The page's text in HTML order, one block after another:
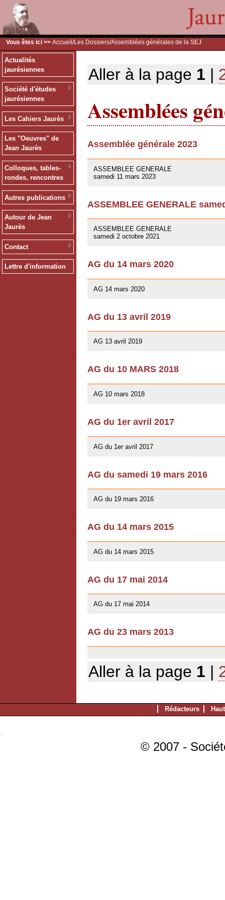
Vous êtes ici >> Accueil /Les Dossiers/Assemblées générales de la SEJ
Actualités
jaurésiennes
Société d'études
jaurésiennes
Les Cahiers Jaurès
Les "Oeuvres" de
Jean Jaurès
Colloques, tables-
rondes, rencontres
Autres publications
Autour de Jean
Jaurès
Contact
Lettre d'information
Aller à la page 1 |
Assemblées
Assemblée générale 2023
ASSEMBLEE GENERALE
samedi 11 mars 2023
ASSEMBLEE GENERALE
ASSEMBLEE GENERALE
samedi 2 octobre 2021
AG du 14 mars 2020
AG 14 mars 2020
AG du 13 avril 2019
AG 13 avril 2019
AG du 10 MARS 2018
AG 10 mars 2018
AG du 1er avril 2017
AG du 1er avril 2017
AG du samedi 19 mars 2016
AG du 19 mars 2016
AG du 14 mars 2015
AG du 14 mars 2015
AG du 17 mai 2014
AG du 17 mai 2014
AG du 23 mars 2013
Aller à la page 1 |
Rédacteurs
© 2007 -